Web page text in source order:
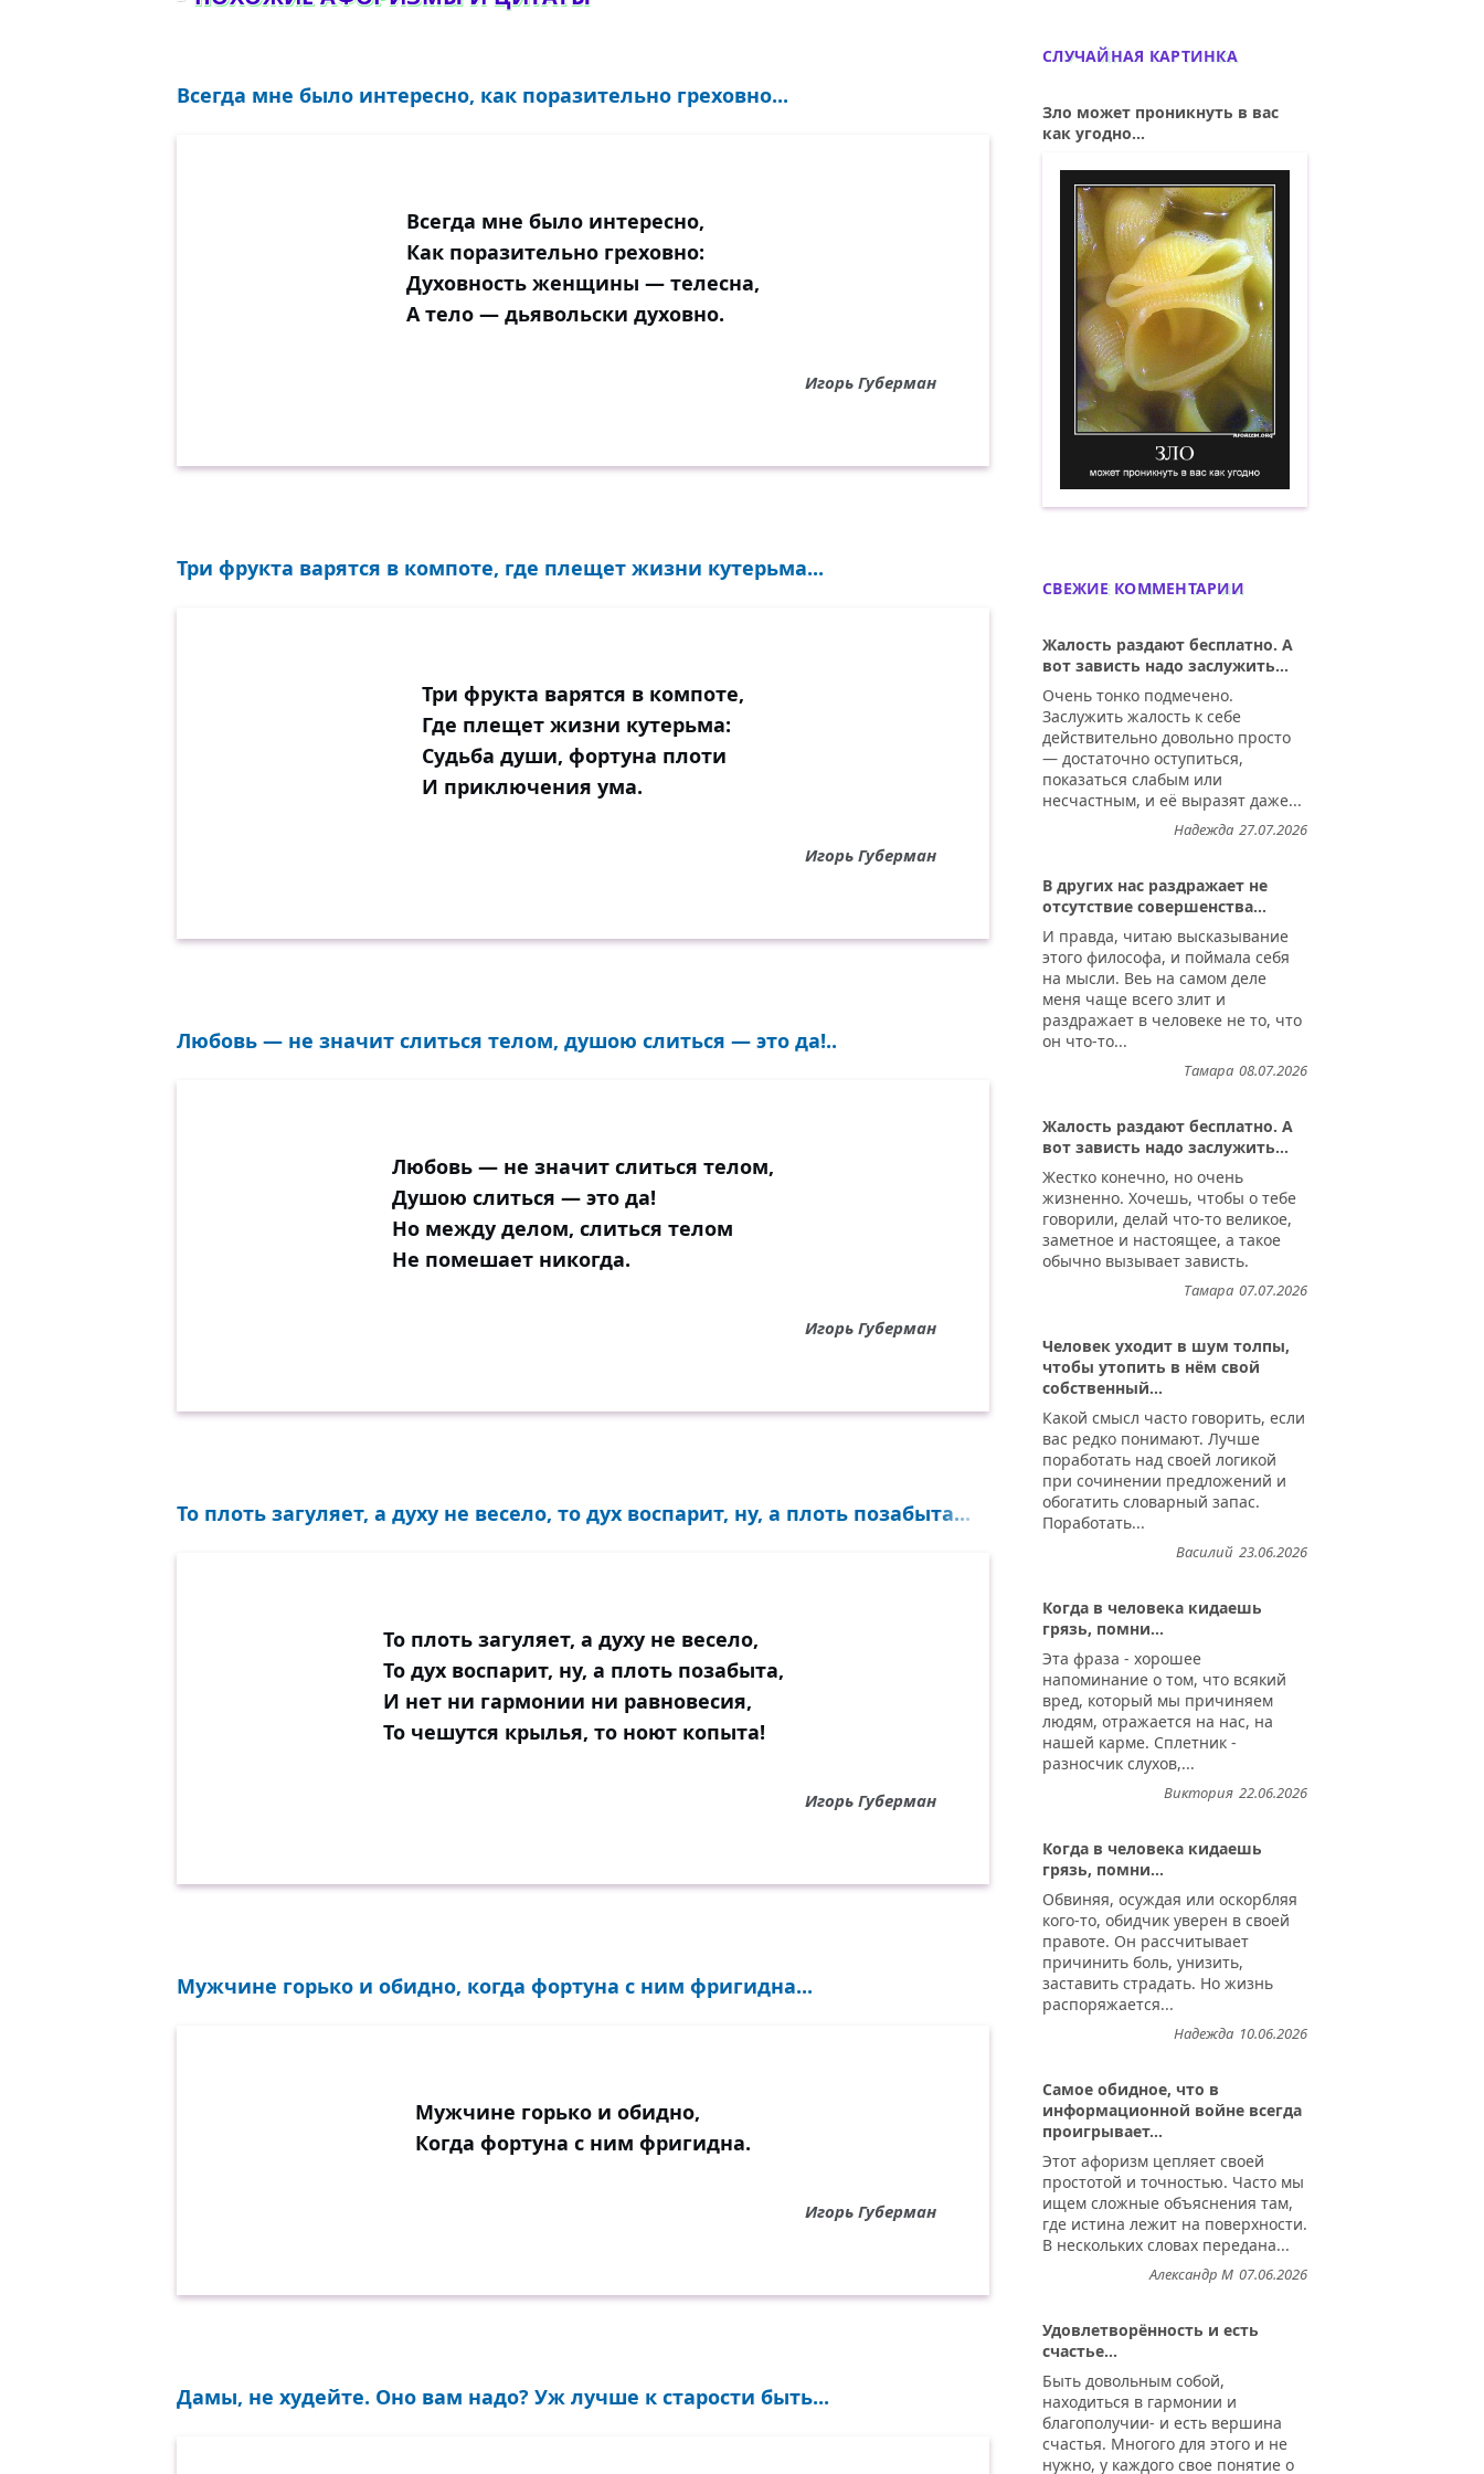
Всегда мне было интересно, как поразительно греховно...
Всегда мне было интересно,
Как поразительно греховно:
Духовность женщины — телесна,
А тело — дьявольски духовно.
Игорь Губерман
Три фрукта варятся в компоте, где плещет жизни кутерьма...
Три фрукта варятся в компоте,
Где плещет жизни кутерьма:
Судьба души, фортуна плоти
И приключения ума.
Игорь Губерман
Любовь — не значит слиться телом, душою слиться — это да!..
Любовь — не значит слиться телом,
Душою слиться — это да!
Но между делом, слиться телом
Не помешает никогда.
Игорь Губерман
То плоть загуляет, а духу не весело, то дух воспарит, ну, а плоть позабыта...
То плоть загуляет, а духу не весело,
То дух воспарит, ну, а плоть позабыта,
И нет ни гармонии ни равновесия,
То чешутся крылья, то ноют копыта!
Игорь Губерман
Мужчине горько и обидно, когда фортуна с ним фригидна...
Мужчине горько и обидно,
Когда фортуна с ним фригидна.
Игорь Губерман
Дамы, не худейте. Оно вам надо? Уж лучше к старости быть...
СЛУЧАЙНАЯ КАРТИНКА
Зло может проникнуть в вас
как угодно...
Зло может проникнуть в вас как
СВЕЖИЕ КОММЕНТАРИИ
Жалость раздают бесплатно. А
вот зависть надо заслужить...
Очень тонко подмечено.
Заслужить жалость к себе
действительно довольно просто
— достаточно оступиться,
показаться слабым или
несчастным, и её выразят даже...
27.07.2026
Надежда
В других нас раздражает не
отсутствие совершенства...
И правда, читаю высказывание
этого философа, и поймала себя
на мысли. Веь на самом деле
меня чаще всего злит и
раздражает в человеке не то, что
он что-то...
08.07.2026
Тамара
Жалость раздают бесплатно. А
вот зависть надо заслужить...
Жестко конечно, но очень
жизненно. Хочешь, чтобы о тебе
говорили, делай что-то великое,
заметное и настоящее, а такое
обычно вызывает зависть.
07.07.2026
Тамара
Человек уходит в шум толпы,
чтобы утопить в нём свой
собственный...
Какой смысл часто говорить, если
вас редко понимают. Лучше
поработать над своей логикой
при сочинении предложений и
обогатить словарный запас.
Поработать...
23.06.2026
Василий
Когда в человека кидаешь
грязь, помни...
Эта фраза - хорошее
напоминание о том, что всякий
вред, который мы причиняем
людям, отражается на нас, на
нашей карме. Сплетник -
разносчик слухов,...
22.06.2026
Виктория
Когда в человека кидаешь
грязь, помни...
Обвиняя, осуждая или оскорбляя
кого-то, обидчик уверен в своей
правоте. Он рассчитывает
причинить боль, унизить,
заставить страдать. Но жизнь
распоряжается...
10.06.2026
Надежда
Самое обидное, что в
информационной войне всегда
проигрывает...
Этот афоризм цепляет своей
простотой и точностью. Часто мы
ищем сложные объяснения там,
где истина лежит на поверхности.
В нескольких словах передана...
07.06.2026
Александр М
Удовлетворённость и есть
счастье...
Быть довольным собой,
находиться в гармонии и
благополучии- и есть вершина
счастья. Многого для этого и не
нужно, у каждого свое понятие о